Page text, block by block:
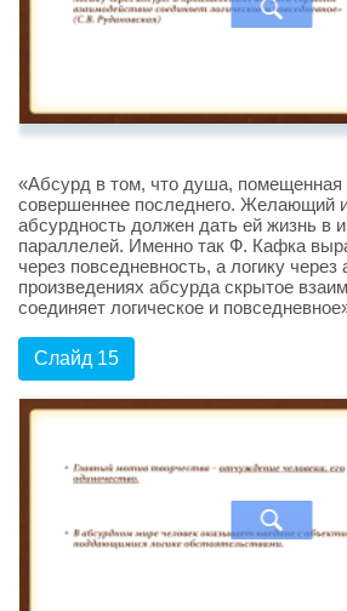
«Абсурд в том, что душа, помещенная
совершеннее последнего. Желающий
абсурдность должен дать ей жизнь в
параллелей. Именно так Ф. Кафка
через повседневность, а логику через
произведениях абсурда скрытое
соединяет логическое и
Слайд 15